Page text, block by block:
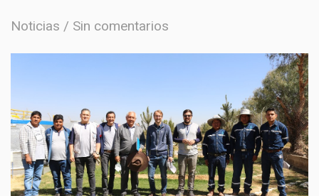
GESTIÓN DE RESIDUOS SÓLIDOS
ECO SAN
COMUNICACIÓN Y GESTIÓN DEL CONOCIMIENTO
CONVOCATORIAS
Noticias Sin comentarios